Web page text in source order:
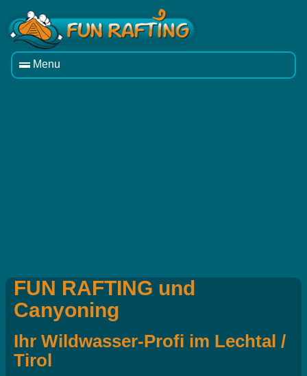
Menu
FUN RAFTING und
Canyoning
Ihr Wildwasser-Profi im Lechtal /
Tirol